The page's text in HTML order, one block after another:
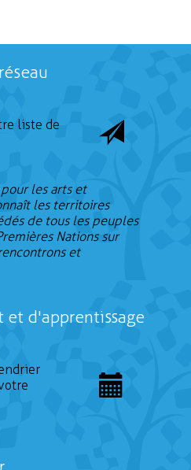
liste de
pour les arts et
les territoires
de tous les peuples
Nations sur
et
et d'apprentissage